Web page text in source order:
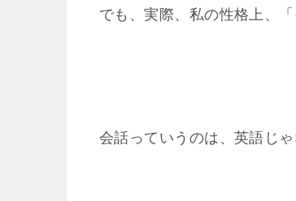
でも、実際、私の性格上、
会話っていうのは、英語じ